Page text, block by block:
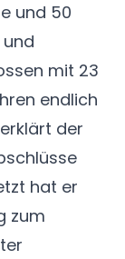
und 50
mit 23
endlich
der
hat er
zum